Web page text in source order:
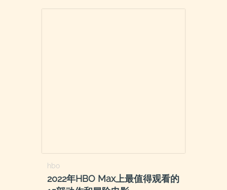
hbo
2022年HBO Max上最值得观看的